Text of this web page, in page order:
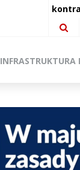
INFRASTRUKTURA